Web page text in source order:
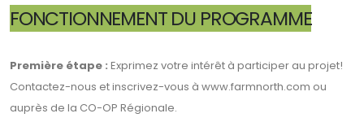
FONCTIONNEMENT DU PROGRAMME
Première étape : Exprimez votre intérêt à participer au projet!
Contactez-nous et inscrivez-vous à www.farmnorth.com ou
auprès de la CO-OP Régionale.